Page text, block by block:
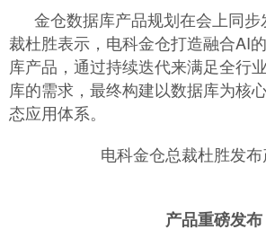
金仓数据库产品规划在会上同
裁杜胜表示，电科金仓打造融合AI
库产品，通过持续迭代来满足全行
库的需求，最终构建以数据库为核
态应用体系。
电科金仓总裁杜胜发
产品重磅发布